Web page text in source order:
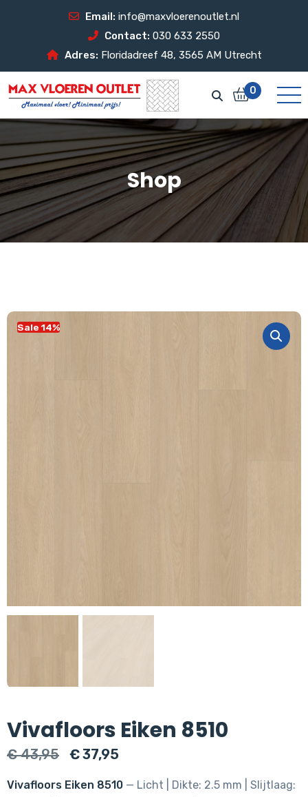
Email: info@maxvloerenoutlet.nl
Contact: 030 633 2550
Adres: Floridadreef 48, 3565 AM Utrecht
0
Shop
Sale 14%
Vivafloors Eiken 8510
€43,95
Oorspronkelijke
€37,95
Vivafloors Eiken 8510 — Licht | Dikte: 2.5 mm | Slijtlaag: